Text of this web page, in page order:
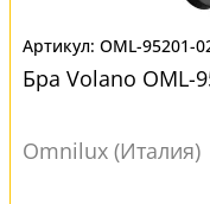
OML-95201-
Бра Volano OML-
Omnilux (Италия)